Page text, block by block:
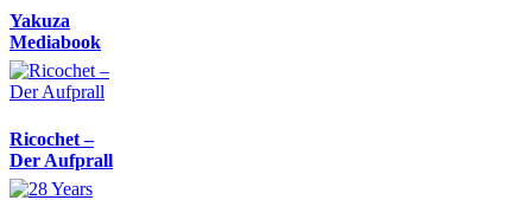
Yakuza
Mediabook
Ricochet –
Der Aufprall